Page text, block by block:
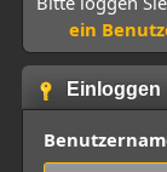
ein
Einloggen